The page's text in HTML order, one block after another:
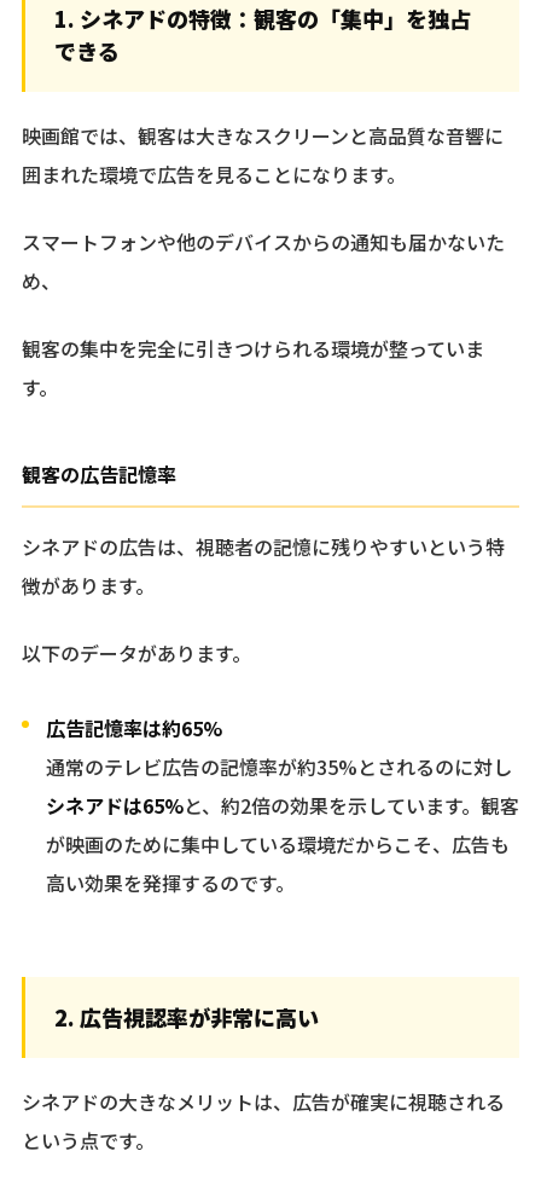
1. シネアドの特徴：観客の「集中」を独占
できる
映画館では、観客は大きなスクリーンと高品質な音響に
囲まれた環境で広告を見ることになります。
スマートフォンや他のデバイスからの通知も届かないた
め、
観客の集中を完全に引きつけられる環境が整っていま
す。
観客の広告記憶率
シネアドの広告は、視聴者の記憶に残りやすいという特
徴があります。
以下のデータがあります。
広告記憶率は約65%
通常のテレビ広告の記憶率が約35%とされるのに対し
シネアドは65%と、約2倍の効果を示しています。観客
が映画のために集中している環境だからこそ、広告も
高い効果を発揮するのです。
2. 広告視認率が非常に高い
シネアドの大きなメリットは、広告が確実に視聴される
という点です。